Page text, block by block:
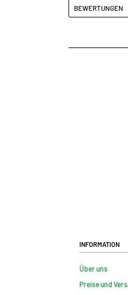
BEWERTUNGEN
Information
Über uns
Preise und